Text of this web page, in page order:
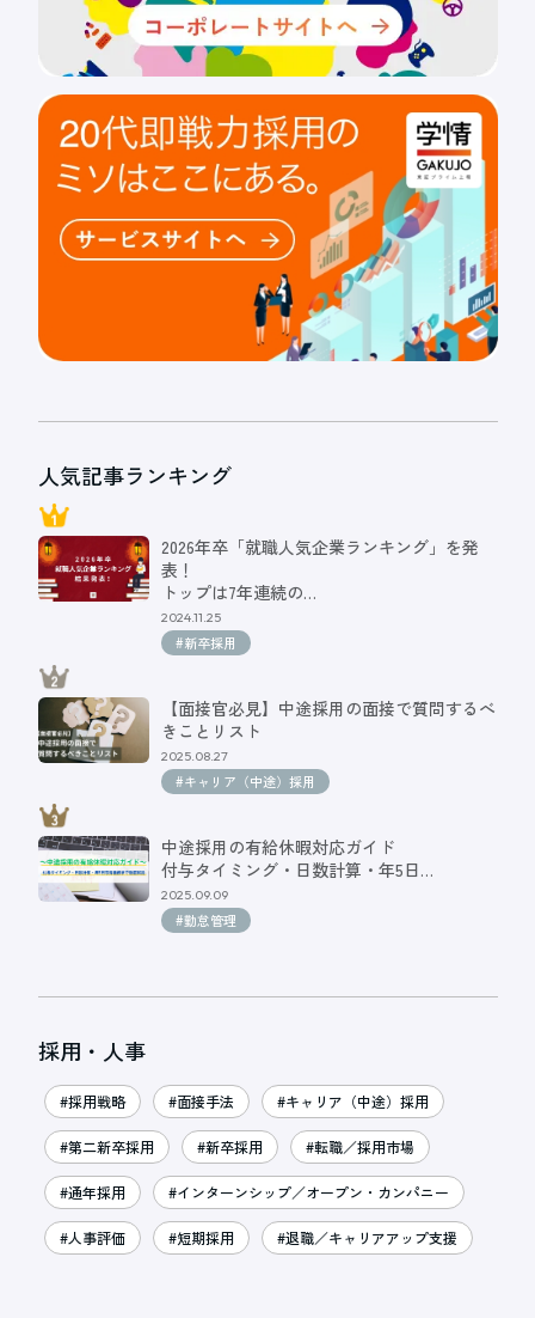
人気記事ランキング
2026年卒「就職人気企業ランキング」を発
表！
トップは7年連続の…
2024.11.25
#新卒採用
【面接官必見】中途採用の面接で質問するべ
きことリスト
2025.08.27
#キャリア（中途）採用
中途採用の有給休暇対応ガイド
付与タイミング・日数計算・年5日…
2025.09.09
#勤怠管理
採用・人事
#採用戦略 #面接手法 #キャリア（中途）採用
#第二新卒採用 #新卒採用 #転職／採用市場
#通年採用 #インターンシップ／オープン・カンパニー
#人事評価 #短期採用 #退職／キャリアアップ支援